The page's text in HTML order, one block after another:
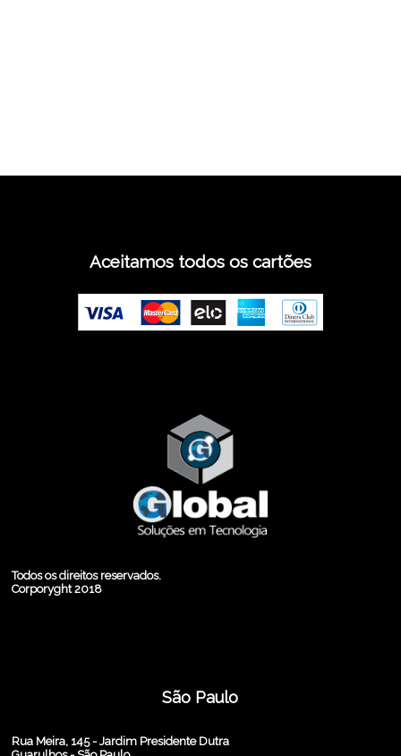
Aceitamos todos os cartões
Todos os direitos reservados.
Corporyght 2018
São Paulo
Rua Meira, 145 - Jardim Presidente Dutra